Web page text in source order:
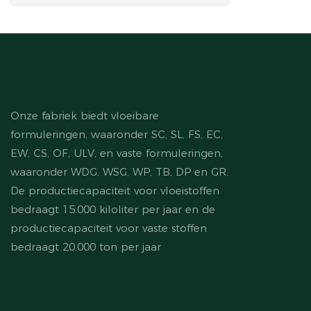
Onze fabriek biedt vloeibare
formuleringen, waaronder SC, SL, FS, EC,
EW, CS, OF, ULV, en vaste formuleringen,
waaronder WDG, WSG, WP, TB, DP en GR.
De productiecapaciteit voor vloeistoffen
bedraagt ​​15.000 kiloliter per jaar en de
productiecapaciteit voor vaste stoffen
bedraagt ​​20.000 ton per jaar